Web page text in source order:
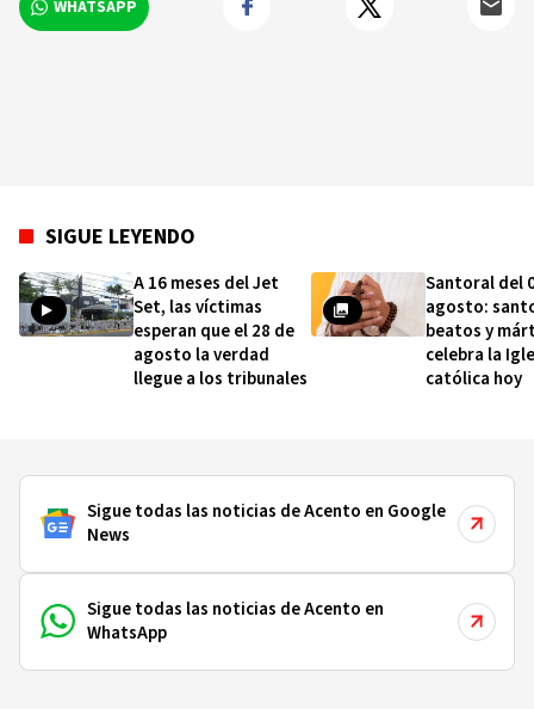
WHATSAPP
SIGUE LEYENDO
A 16 meses del Jet
Set, las víctimas
esperan que el 28 de
agosto la verdad
llegue a los tribunales
Santoral del
agosto:
beatos y
celebra la
católica hoy
Sigue todas las noticias de Acento en Google
News
Sigue todas las noticias de Acento en
WhatsApp